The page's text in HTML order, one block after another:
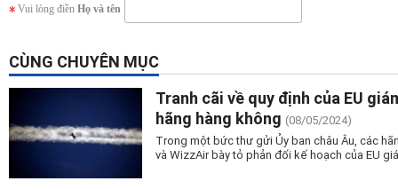
Vui lòng điền Họ và tên
CÙNG CHUYÊN MỤC
Tranh cãi về quy định của EU
hãng hàng không (08/05/2024)
Trong một bức thư gửi Ủy ban châu Âu, các
và WizzAir bày tỏ phản đối kế hoạch của EU